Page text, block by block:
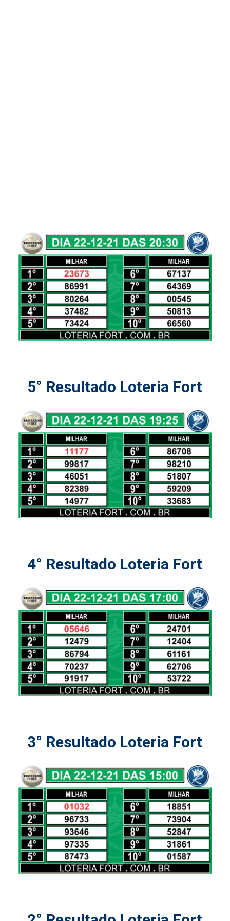
5° Resultado Loteria Fort
4° Resultado Loteria Fort
3° Resultado Loteria Fort